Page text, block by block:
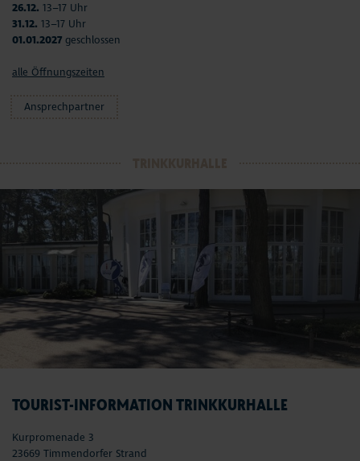
26.12. 13–17 Uhr
31.12. 13–17 Uhr
01.01.2027 geschlossen
alle Öffnungszeiten
Ansprechpartner
TOURIST-INFORMATION TRINKKURHALLE
Kurpromenade 3
23669 Timmendorfer Strand